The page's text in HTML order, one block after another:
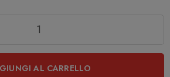
AL CARRELLO